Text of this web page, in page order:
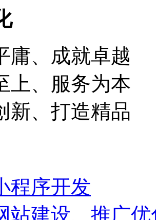
庸、成就卓越
上、服务为本
新、打造精品
程序开发
站建设、推广优